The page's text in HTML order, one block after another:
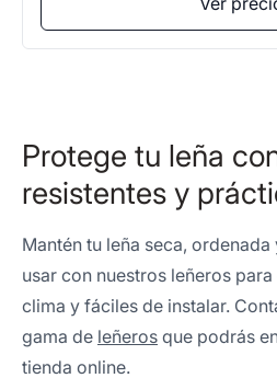
Protege tu leña
resistentes y
Mantén tu leña seca,
usar con nuestros leñeros
clima y fáciles de instalar.
gama de leñeros que podrás
tienda online.